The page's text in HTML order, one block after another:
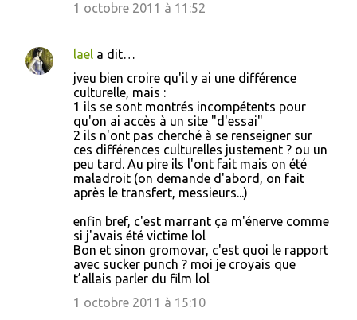
1 octobre 2011 à 11:52
lael a dit…
jveu bien croire qu'il y ai une différence
culturelle, mais :
1 ils se sont montrés incompétents pour
qu'on ai accès à un site "d'essai"
2 ils n'ont pas cherché à se renseigner sur
ces différences culturelles justement ? ou un
peu tard. Au pire ils l'ont fait mais on été
maladroit (on demande d'abord, on fait
après le transfert, messieurs...)
enfin bref, c'est marrant ça m'énerve comme
si j'avais été victime lol
Bon et sinon gromovar, c'est quoi le rapport
avec sucker punch ? moi je croyais que
t’allais parler du film lol
1 octobre 2011 à 15:10